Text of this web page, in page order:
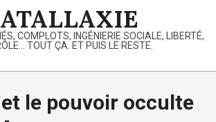
COMPLOTS, INGÉNIERIE SOCIALE, LIBERTÉ,
TOUT ÇA. ET PUIS LE RESTE.
le pouvoir occulte